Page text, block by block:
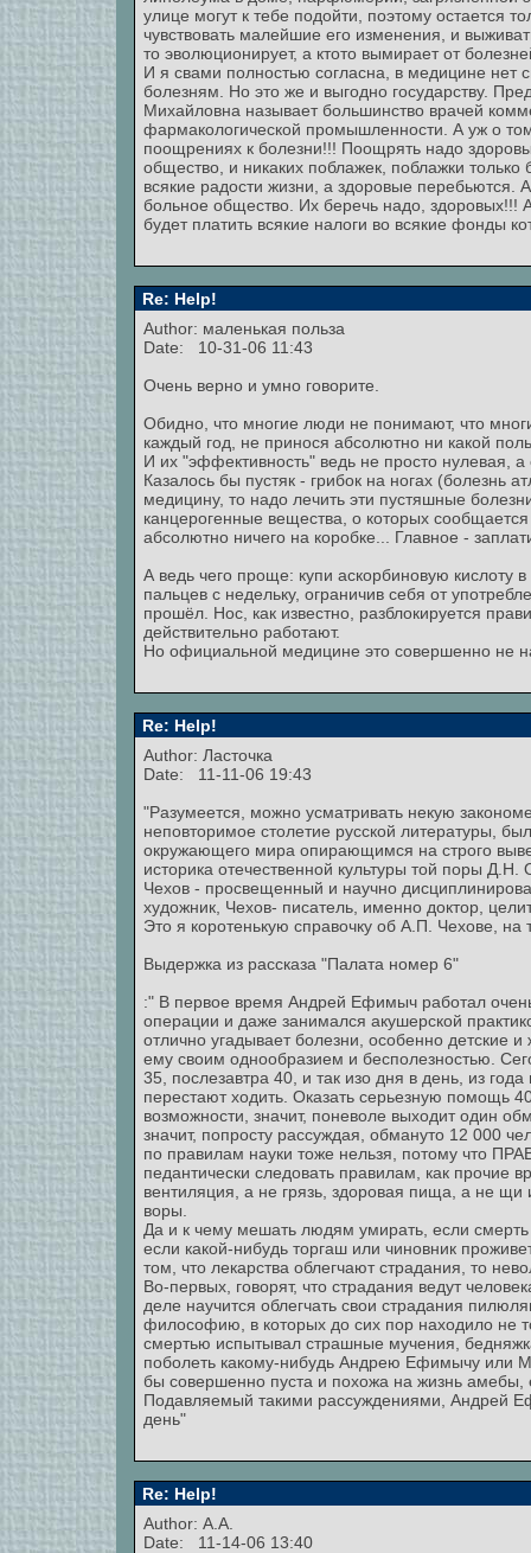
улице могут к тебе подойти, поэтому остается
чувствовать малейшие его изменения, и
то эволюционирует, а ктото вымирает от
И я свами полностью согласна, в медицине нет
болезням. Но это же и выгодно государству.
Михайловна называет большинство врачей
фармакологической промышленности. А уж о
поощрениях к болезни!!! Поощрять надо
общество, и никаких поблажек, поблажки
всякие радости жизни, а здоровые
больное общество. Их беречь надо, здоровых!!!
будет платить всякие налоги во всякие фонды
Re: Help!
Author: маленькая польза
Date: 10-31-06 11:43
Очень верно и умно говорите.
Обидно, что многие люди не понимают, что
каждый год, не принося абсолютно ни какой
И их "эффективность" ведь не просто нулевая,
Казалось бы пустяк - грибок на ногах (болезнь
медицину, то надо лечить эти пустяшные
канцерогенные вещества, о которых
абсолютно ничего на коробке... Главное -
А ведь чего проще: купи аскорбиновую
пальцев с недельку, ограничив себя от
прошёл. Нос, как известно, разблокируется
действительно работают.
Но официальной медицине это совершенно не
Re: Help!
Author: Ласточка
Date: 11-11-06 19:43
"Разумеется, можно усматривать некую
неповторимое столетие русской литературы,
окружающего мира опирающимся на строго
историка отечественной культуры той поры
Чехов - просвещенный и научно
художник, Чехов- писатель, именно доктор,
Это я коротенькую справочку об А.П. Чехове, на
Выдержка из рассказа "Палата номер 6"
:" В первое время Андрей Ефимыч работал
операции и даже занимался акушерской
отлично угадывает болезни, особенно детские
ему своим однообразием и бесполезностью.
35, послезавтра 40, и так изо дня в день, из
перестают ходить. Оказать серьезную помощь
возможности, значит, поневоле выходит один
значит, попросту рассуждая, обмануто 12 000
по правилам науки тоже нельзя, потому что
педантически следовать правилам, как прочие
вентиляция, а не грязь, здоровая пища, а не
воры.
Да и к чему мешать людям умирать, если
если какой-нибудь торгаш или чиновник
том, что лекарства облегчают страдания, то
Во-первых, говорят, что страдания ведут
деле научится облегчать свои страдания
философию, в которых до сих пор находило не
смертью испытывал страшные мучения,
поболеть какому-нибудь Андрею Ефимычу или
бы совершенно пуста и похожа на жизнь амебы,
Подавляемый такими рассуждениями, Андрей
день"
Re: Help!
Author: А.А.
Date: 11-14-06 13:40